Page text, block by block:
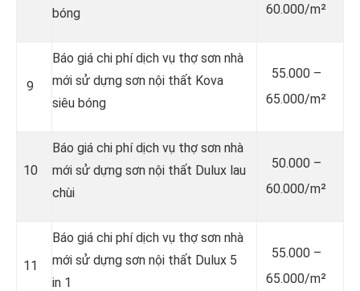
bóng
60.000/m²
9
Báo giá chi phí dịch vụ thợ sơn nhà
mới sử dựng sơn nội thất Kova
siêu bóng
55.000 –
65.000/m²
10
Báo giá chi phí dịch vụ thợ sơn nhà
mới sử dựng sơn nội thất Dulux lau
chùi
50.000 –
60.000/m²
11
Báo giá chi phí dịch vụ thợ sơn nhà
mới sử dựng sơn nội thất Dulux 5
in 1
55.000 –
65.000/m²